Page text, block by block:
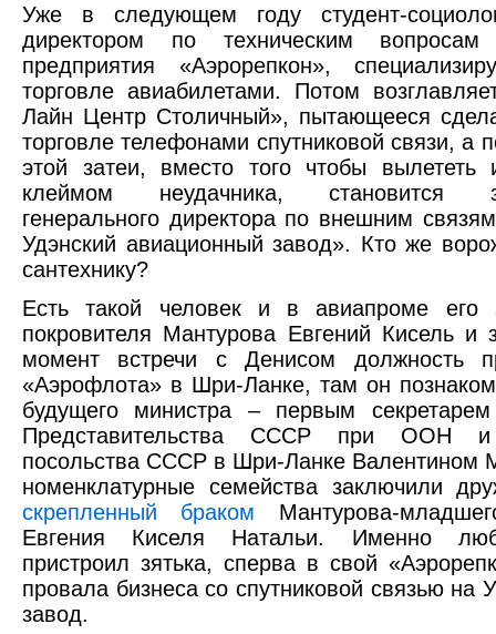
Уже в следующем году студент-
директором по техническим вопросам
предприятия «Аэрорепкон»,
торговле авиабилетами. Потом
Лайн Центр Столичный», пытающееся
торговле телефонами спутниковой связи, а
этой затеи, вместо того чтобы вылететь
клеймом неудачника, становится
генерального директора по внешним
Удэнский авиационный завод». Кто же
сантехнику?
Есть такой человек и в авиапроме его
покровителя Мантурова Евгений Кисель и
момент встречи с Денисом должность
«Аэрофлота» в Шри-Ланке, там он
будущего министра – первым секретарем
Представительства СССР при ООН и
посольства СССР в Шри-Ланке Валентином
номенклатурные семейства заключили
скрепленный браком Мантурова-
Евгения Киселя Натальи. Именно
пристроил зятька, сперва в свой
провала бизнеса со спутниковой связью на
завод.